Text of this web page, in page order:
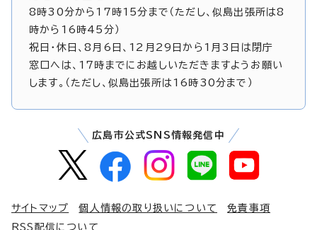
8時30分から17時15分まで（ただし、似島出張所は8
時から16時45分）
祝日・休日、8月6日、12月29日から1月3日は閉庁
窓口へは、17時までにお越しいただきますようお願い
します。（ただし、似島出張所は16時30分まで）
広島市公式SNS情報発信中
サイトマップ 個人情報の取り扱いについて
免責事項
RSS配信について